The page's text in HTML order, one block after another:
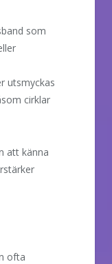
som
utsmyckas
cirklar
att känna
ofta